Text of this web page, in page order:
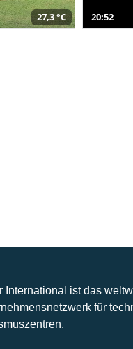
27,3 °C 20:52
International ist das
für